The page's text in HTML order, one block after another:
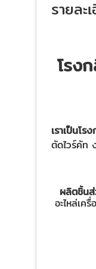
รายละ
โรง
เราเป็นโ
ตัดไวร์คัท
ผลิตชิ้นส่
อะไหล่เ